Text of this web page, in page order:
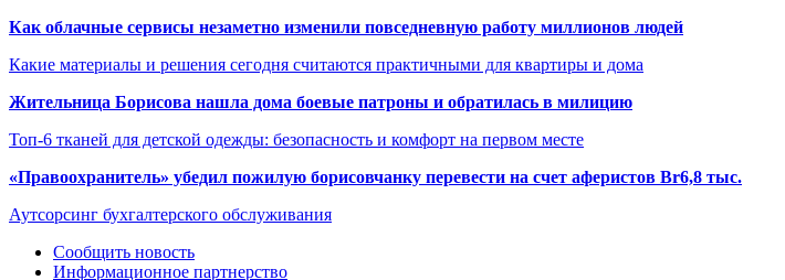
Как облачные сервисы незаметно изменили повседневную работу миллионов людей
Какие материалы и решения сегодня считаются практичными для квартиры и дома
Жительница Борисова нашла дома боевые патроны и обратилась в милицию
Топ-6 тканей для детской одежды: безопасность и комфорт на первом месте
«Правоохранитель» убедил пожилую борисовчанку перевести на счет аферистов Br6,8 тыс.
Аутсорсинг бухгалтерского обслуживания
Сообщить новость
Информационное партнерство